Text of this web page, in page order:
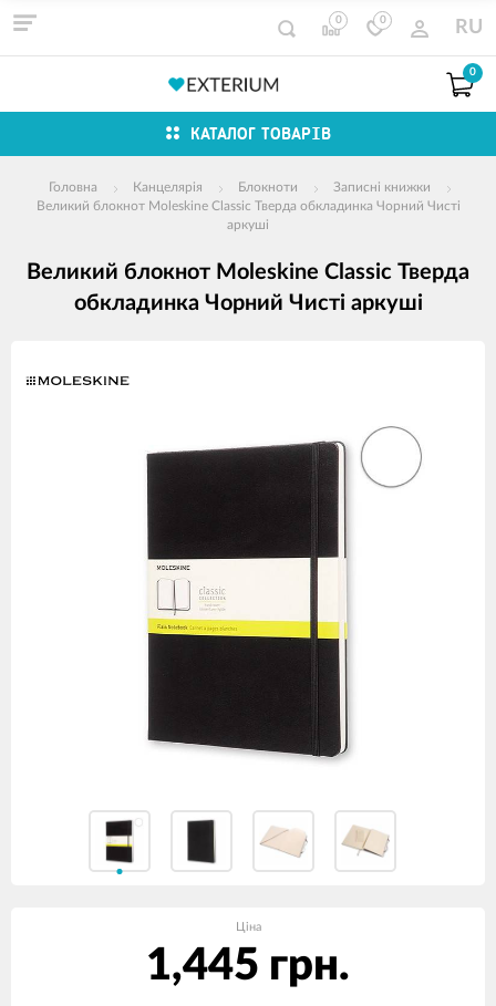
0 0 RU
0
КАТАЛОГ ТОВАРІВ
Головна Канцелярія Блокноти
Записні книжки
Великий блокнот Moleskine Classic Тверда обкладинка Чорний Чисті
аркуші
Великий блокнот Moleskine Classic Тверда
обкладинка Чорний Чисті аркуші
продуктів
Ціна
1,445 грн.